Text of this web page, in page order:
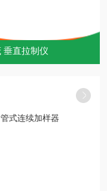
垂直拉制仪